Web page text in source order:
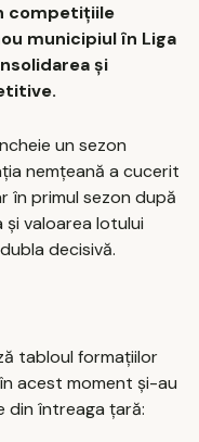
competițiile
municipiul în Liga
și
un sezon
nemțeană a cucerit
în primul sezon după
valoarea lotului
decisivă.
tabloul formațiilor
acest moment și-au
din întreaga țară: